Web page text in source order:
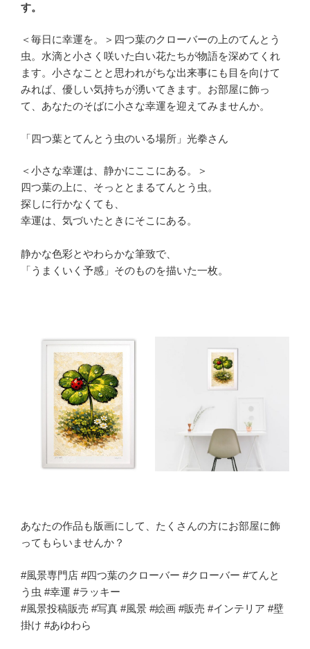
す。
＜毎日に幸運を。＞四つ葉のクローバーの上のてんとう
虫。水滴と小さく咲いた白い花たちが物語を深めてくれ
ます。小さなことと思われがちな出来事にも目を向けて
みれば、優しい気持ちが湧いてきます。お部屋に飾っ
て、あなたのそばに小さな幸運を迎えてみませんか。
「四つ葉とてんとう虫のいる場所」光拳さん
＜小さな幸運は、静かにここにある。＞
四つ葉の上に、そっととまるてんとう虫。
探しに行かなくても、
幸運は、気づいたときにそこにある。
静かな色彩とやわらかな筆致で、
「うまくいく予感」そのものを描いた一枚。
あなたの作品も版画にして、たくさんの方にお部屋に飾
ってもらいませんか？
#風景専門店 #四つ葉のクローバー #クローバー #てんと
う虫 #幸運 #ラッキー
#風景投稿販売 #写真 #風景 #絵画 #販売 #インテリア #壁
掛け #あゆわら